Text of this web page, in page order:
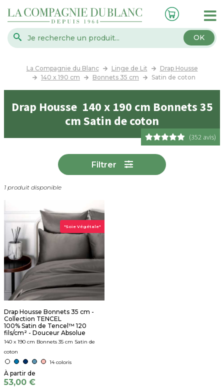
OK
La Compagnie du Blanc Linge de Lit
Drap Housse
140 x 190 cm
Bonnets 35 cm Satin de coton
Drap Housse 140 x 190 cm Bonnets 35
cm Satin de coton
(352 avis)
Filtrer
1 produit disponible
"Soie Végétale"
Drap Housse Bonnets 35 cm -
Collection TENCEL
100% Satin de Tencel™ 120
fils/cm² - Douceur Absolue
140 x 190 cm Bonnets 35 cm Satin de
coton
14 coloris
53,00 €